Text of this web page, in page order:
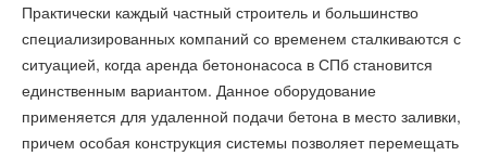
Практически каждый частный строитель и большинство
специализированных компаний со временем сталкиваются с
ситуацией, когда аренда бетононасоса в СПб становится
единственным вариантом. Данное оборудование
применяется для удаленной подачи бетона в место заливки,
причем особая конструкция системы позволяет перемещать